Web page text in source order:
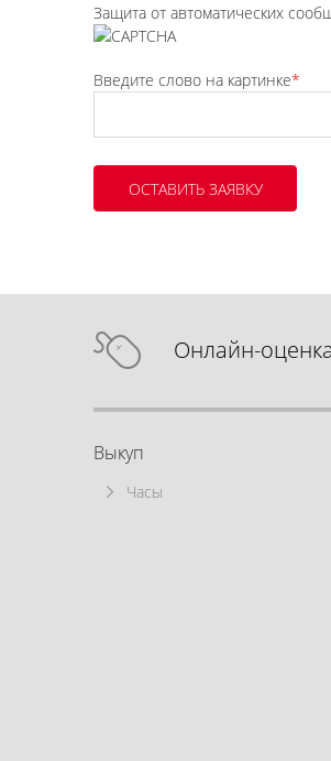
Защита от автоматических
Введите слово на картинке*
Онлайн-оценка
Выкуп
Часы